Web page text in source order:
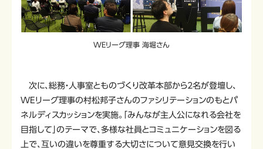
WEリーグ理事 海堀さん
次に、総務・人事室とものづくり改革本部から2名が登壇し、
WEリーグ理事の村松邦子さんのファシリテーションのもとパ
ネルディスカッションを実施。「みんなが主人公になれる会社を
目指して」のテーマで、多様な社員とコミュニケーションを図る
上で、互いの違いを尊重する大切さについて意見交換を行い